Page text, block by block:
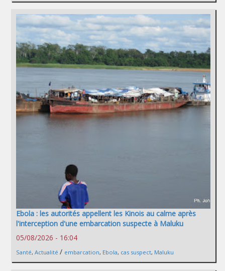
Ebola : les autorités appellent les Kinois au calme après
l'interception d'une embarcation suspecte à Maluku
05/08/2026 - 16:04
Santé, Actualité / embarcation, Ebola, cas suspect, Maluku